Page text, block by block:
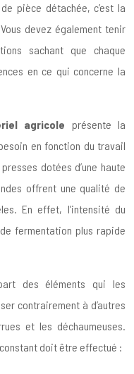
pièce détachée, c’est la
devez également tenir
sachant que chaque
en ce qui concerne la
agricole présente la
en fonction du travail
dotées d’une haute
offrent une qualité de
En effet, l’intensité du
fermentation plus rapide
des éléments qui les
contrairement à d’autres
et les déchaumeuses.
doit être effectué :